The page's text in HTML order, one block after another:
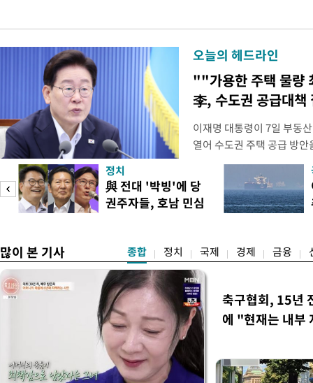
오늘의 헤드라인
""가용한 주택 물량
李, 수도권 공급대책
이재명 대통령이 7일 부동
열어 수도권 주택 공급 방
령은 이날 오후 2시 청와
를 비공개로 주재한다. 지
공개 회의에서 "가용한 주
라"고 지시한 지 나흘 만이
정치
與 전대 '박빙'에 당
권주자들, 호남 민심
많이 본 기사 종합 정치 국제 경제 금융
축구협회, 15년
에 "현재는 내부